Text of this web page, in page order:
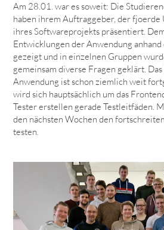
Am 28.01. war es soweit: Die
haben ihrem Auftraggeber, der fjoerde
ihres Softwareprojekts präsentiert.
Entwicklungen der Anwendung
gezeigt und in einzelnen Gruppen
gemeinsam diverse Fragen geklärt.
Anwendung ist schon ziemlich weit
wird sich hauptsächlich um das
Tester erstellen gerade Testleitfäden.
den nächsten Wochen den
testen.